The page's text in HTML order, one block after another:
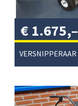
€ 1.675,–
btw/